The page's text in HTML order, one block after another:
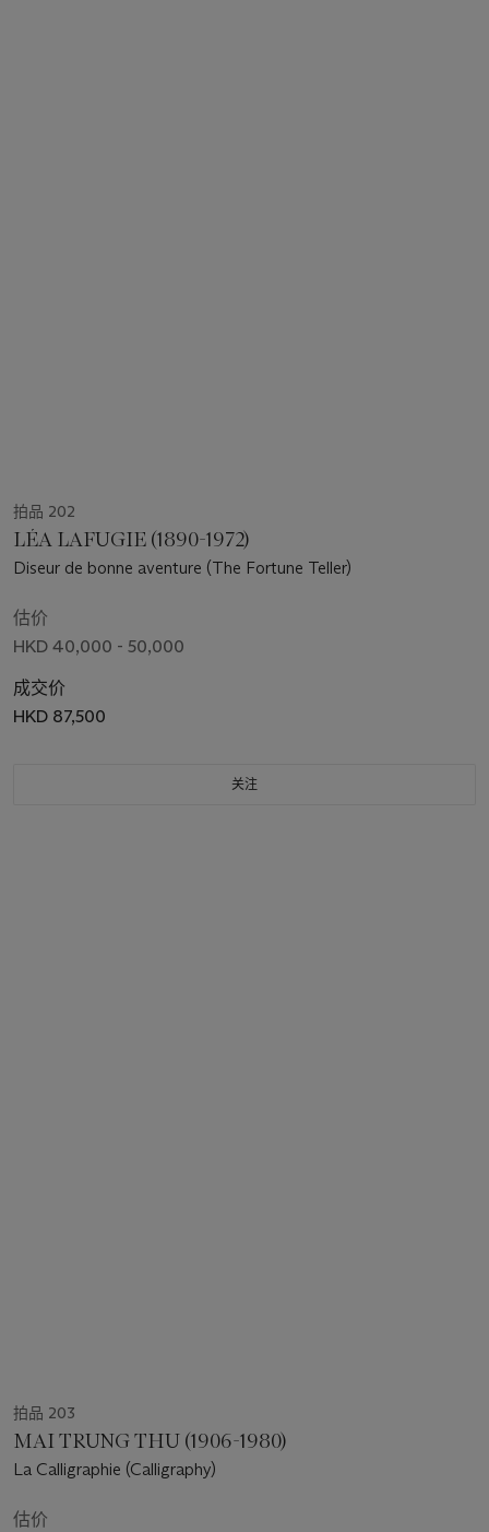
拍品 202
LÉA LAFUGIE (1890-1972)
Diseur de bonne aventure (The Fortune Teller)
估价
HKD 40,000 - 50,000
成交价
HKD 87,500
关注
拍品 203
MAI TRUNG THU (1906-1980)
La Calligraphie (Calligraphy)
估价